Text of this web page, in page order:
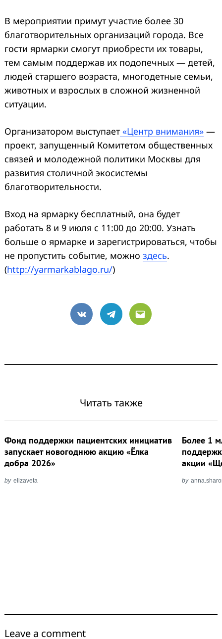
В мероприятии примут участие более 30
благотворительных организаций города. Все
гости ярмарки смогут приобрести их товары,
тем самым поддержав их подопечных — детей,
людей старшего возраста, многодетные семьи,
животных и взрослых в сложной жизненной
ситуации.
Организатором выступает «Центр внимания» —
проект, запущенный Комитетом общественных
связей и молодежной политики Москвы для
развития столичной экосистемы
благотворительности.
Вход на ярмарку бесплатный, она будет
работать 8 и 9 июля с 11:00 до 20:00. Узнать
больше о ярмарке и зарегистрироваться, чтобы
не пропустить событие, можно здесь.
(http://yarmarkablago.ru/)
VK Telegram
Email
Читать также
Фонд поддержки пациентских инициатив
запускает новогоднюю акцию «Ёлка
добра 2026»
by elizaveta
Более 1
акции
by
Leave a comment